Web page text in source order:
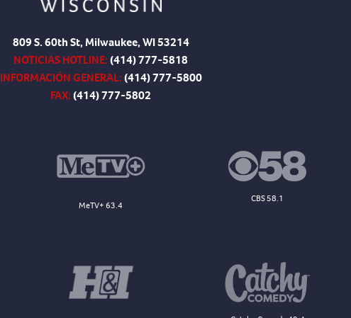
809 S. 60th St, Milwaukee, WI 53214
NOTICIAS HOTLINE:(414) 777-5818
INFORMACIÓN GENERAL:(414) 777-5800
FAX:(414) 777-5802
MeTV+ 63.4
CBS 58.1